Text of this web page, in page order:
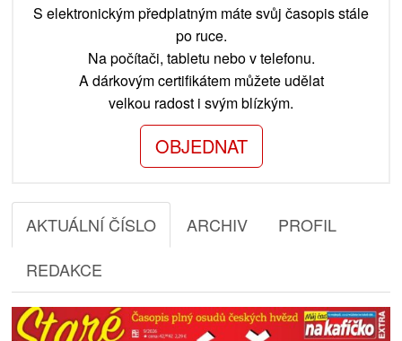
S elektronickým předplatným máte svůj časopis stále
po ruce.
Na počítači, tabletu nebo v telefonu.
A dárkovým certifikátem můžete udělat
velkou radost i svým blízkým.
OBJEDNAT
AKTUÁLNÍ ČÍSLO ARCHIV
PROFIL
REDAKCE